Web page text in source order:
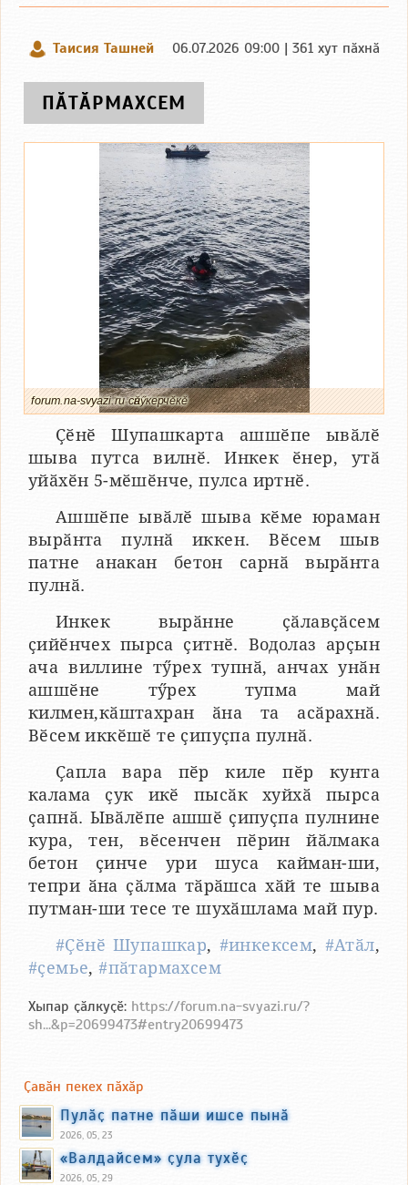
Таисия Ташней 06.07.2026 09:00 | 361 хут пӑхнӑ
ПӐТӐРМАХСЕМ
forum.na-svyazi.ru сӑнӳкерчӗкӗ
Ҫӗнӗ Шупашкарта ашшӗпе ывӑлӗ
шыва путса вилнӗ. Инкек ӗнер, утӑ
уйӑхӗн 5-мӗшӗнче, пулса иртнӗ.
Ашшӗпе ывӑлӗ шыва кӗме юраман
вырӑнта пулнӑ иккен. Вӗсем шыв
патне анакан бетон сарнӑ вырӑнта
пулнӑ.
Инкек вырӑнне ҫӑлавҫӑсем
ҫийӗнчех пырса ҫитнӗ. Водолаз арҫын
ача виллине тӳрех тупнӑ, анчах унӑн
ашшӗне тӳрех тупма май
килмен,кӑштахран ӑна та асӑрахнӑ.
Вӗсем иккӗшӗ те ҫипуҫпа пулнӑ.
Ҫапла вара пӗр киле пӗр кунта
калама ҫук икӗ пысӑк хуйхӑ пырса
ҫапнӑ. Ывӑлӗпе ашшӗ ҫипуҫпа пулнине
кура, тен, вӗсенчен пӗрин йӑлмака
бетон ҫинче ури шуса кайман-ши,
тепри ӑна ҫӑлма тӑрӑшса хӑй те шыва
путман-ши тесе те шухӑшлама май пур.
#Ҫӗнӗ Шупашкар, #инкексем, #Атӑл,
#ҫемье,#пӑтармахсем
Хыпар ҫӑлкуҫӗ: https://forum.na-svyazi.ru/?
sh...&p=20699473#entry20699473
Ҫавӑн пекех пӑхӑр
Пулӑҫ патне пӑши ишсе пынӑ
2026, 05, 23
«Валдайсем» ҫула тухӗҫ
2026, 05, 29